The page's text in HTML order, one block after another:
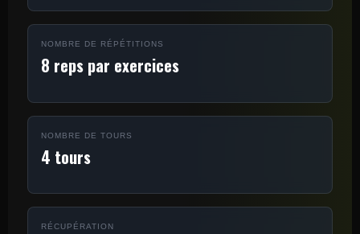
NOMBRE DE RÉPÉTITIONS
8 reps par exercices
NOMBRE DE TOURS
4 tours
RÉCUPÉRATION